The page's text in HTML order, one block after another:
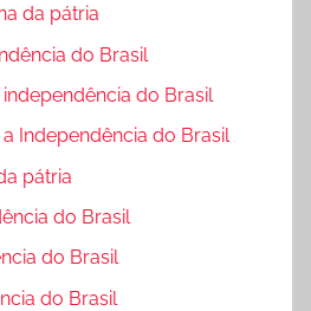
da pátria
do Brasil
do Brasil
Independência do Brasil
pátria
do Brasil
do Brasil
do Brasil